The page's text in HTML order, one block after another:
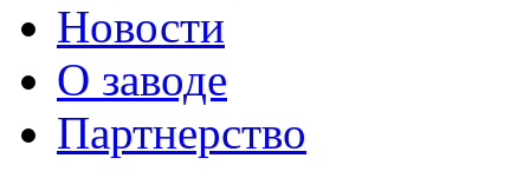
Новости
О заводе
Партнерство